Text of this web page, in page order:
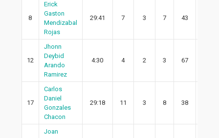
8
Erick
Gaston
Mendizabal
Rojas
29:41 7 3 7 43
12
Jhonn
Deybid
Arando
Ramirez
4:30 4 2 3 67
17
Carlos
Daniel
Gonzales
Chacon
29:18 11 3 8 38
Joan